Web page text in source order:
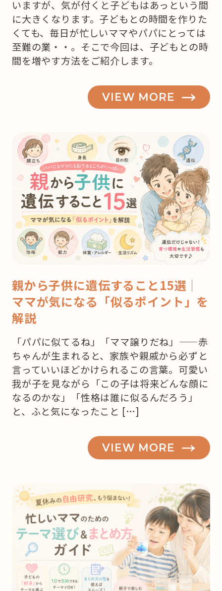
いますが、気が付くと子どもはあっという間
に大きくなります。子どもとの時間を作りた
くても、毎日が忙しいママやパパにとっては
至難の業・・。そこで今回は、子どもとの時
間を増やす方法をご紹介します。
VIEW MORE
親から子供に遺伝すること15選｜
ママが気になる「似るポイント」を
解説
「パパに似てるね」「ママ譲りだね」——赤
ちゃんが生まれると、家族や親戚から必ずと
言っていいほどかけられるこの言葉。可愛い
我が子を見ながら「この子は将来どんな顔に
なるのかな」「性格は誰に似るんだろう」
と、ふと気になったこと […]
VIEW MORE